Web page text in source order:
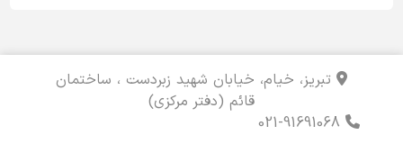
تبریز، خیام، خیابان شهید زبردست ، ساختمان
قائم (دفتر مرکزی)